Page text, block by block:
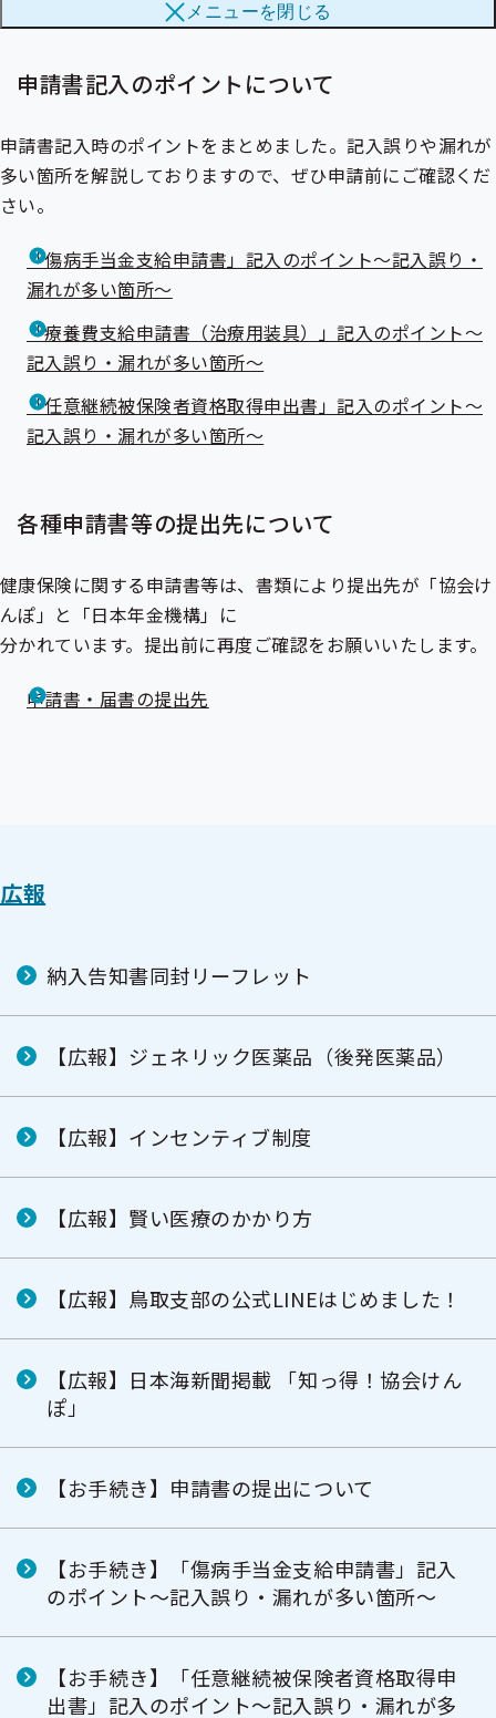
メ
ー
ブ
メ
ュ
ー
メニューを閉じる
申請書記入のポイントについて
申請書記入時のポイントをまとめました。記入誤りや漏れが
多い箇所を解説しておりますので、ぜひ申請前にご確認くだ
さい。
「傷病手当金支給申請書」記入のポイント～記入誤り・
漏れが多い箇所～
「療養費支給申請書（治療用装具）」記入のポイント～
記入誤り・漏れが多い箇所～
「任意継続被保険者資格取得申出書」記入のポイント～
記入誤り・漏れが多い箇所～
各種申請書等の提出先について
健康保険に関する申請書等は、書類により提出先が「協会け
んぽ」と「日本年金機構」に
分かれています。提出前に再度ご確認をお願いいたします。
申請書・届書の提出先
広報
納入告知書同封リーフレット
【広報】ジェネリック医薬品（後発医薬品）
【広報】インセンティブ制度
【広報】賢い医療のかかり方
【広報】鳥取支部の公式LINEはじめました！
【広報】日本海新聞掲載 「知っ得！協会けん
ぽ」
【お手続き】申請書の提出について
【お手続き】「傷病手当金支給申請書」記入
のポイント～記入誤り・漏れが多い箇所～
【お手続き】「任意継続被保険者資格取得申
出書」記入のポイント～記入誤り・漏れが多